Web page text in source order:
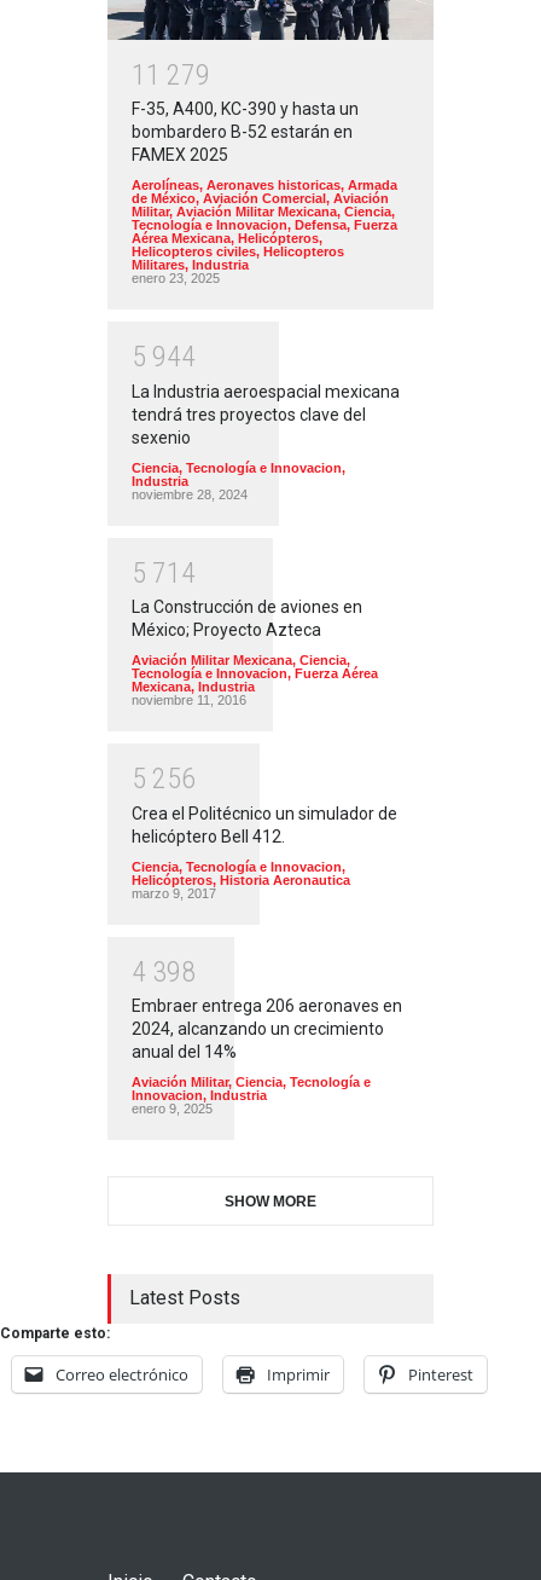
1 1 279
F-35, A400, KC-390 y hasta un
bombardero B-52 estarán en
FAMEX 2025
Aerolíneas, Aeronaves historicas, Armada
de México, Aviación Comercial, Aviación
Militar, Aviación Militar Mexicana, Ciencia,
Tecnología e Innovacion, Defensa, Fuerza
Aérea Mexicana, Helicópteros,
Helicopteros civiles, Helicopteros
Militares, Industria
enero 23, 2025
5 944
La Industria aeroespacial mexicana
tendrá tres proyectos clave del
sexenio
Ciencia, Tecnología e Innovacion,
Industria
noviembre 28, 2024
5 71 4
La Construcción de aviones en
México; Proyecto Azteca
Aviación Militar Mexicana, Ciencia,
Tecnología e Innovacion, Fuerza Aérea
Mexicana, Industria
noviembre 11, 2016
5 256
Crea el Politécnico un simulador de
helicóptero Bell 412.
Ciencia, Tecnología e Innovacion,
Helicópteros, Historia Aeronautica
marzo 9, 2017
4 398
Embraer entrega 206 aeronaves en
2024, alcanzando un crecimiento
anual del 14%
Aviación Militar, Ciencia, Tecnología e
Innovacion, Industria
enero 9, 2025
SHOW MORE
Latest Posts
Comparte esto:
Correo electrónico Imprimir Pinterest